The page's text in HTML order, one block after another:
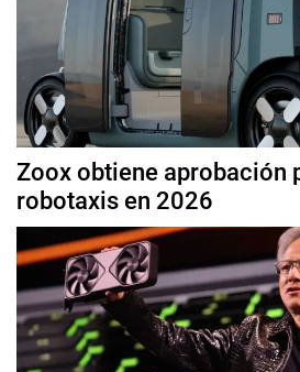
Zoox obtiene aprobación
robotaxis en 2026